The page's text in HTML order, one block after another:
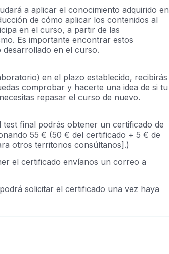
a aplicar el conocimiento adquirido en
de cómo aplicar los contenidos al
en el curso, a partir de las
Es importante encontrar estos
en el curso.
en el plazo establecido, recibirás
comprobar y hacerte una idea de si tu
repasar el curso de nuevo.
final podrás obtener un certificado de
55 € (50 € del certificado + 5 € de
otros territorios consúltanos].)
el certificado envíanos un correo a
solicitar el certificado una vez haya